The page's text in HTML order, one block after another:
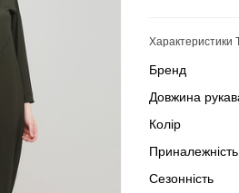
Характеристики
Бренд
Довжина
Колір
Приналежність
Сезонність